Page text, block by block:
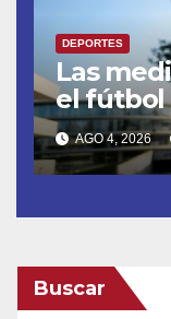
DEPORTES
Las
el fútbol
AGO 4, 2026
Buscar